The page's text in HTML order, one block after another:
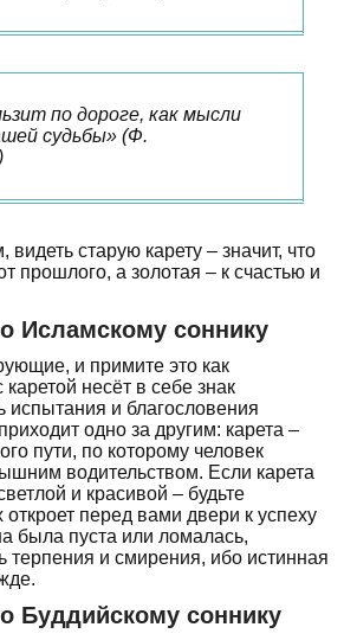
по дороге, как мысли
судьбы» (Ф.
старую карету – значит, что
прошлого, а золотая – к счастью и
Исламскому соннику
и примите это как
несёт в себе знак
испытания и благословения
одно за другим: карета –
пути, по которому человек
водительством. Если карета
и красивой – будьте
перед вами двери к успеху
была пуста или ломалась,
терпения и смирения, ибо истинная
Буддийскому соннику